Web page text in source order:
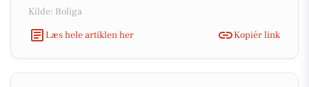
Kilde: Boliga
Læs hele artiklen her
Kopiér link